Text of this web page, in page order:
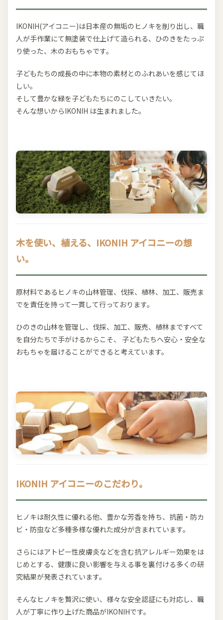
IKONIH(アイコニー)は日本産の無垢のヒノキを削り出し、職
人が手作業にて無塗装で仕上げて造られる、ひのきをたっぷ
り使った、木のおもちゃです。
子どもたちの成長の中に本物の素材とのふれあいを感じてほ
しい。
そして豊かな緑を子どもたちにのこしていきたい。
そんな想いからIKONIH は生まれました。
木を使い、植える、IKONIH アイコニーの想
い。
原材料であるヒノキの山林管理、伐採、植林、加工、販売ま
でを責任を持って一貫して行っております。
ひのきの山林を管理し、伐採、加工、販売、植林まですべて
を自分たちで手がけるからこそ、 子どもたちへ安心・安全な
おもちゃを届けることができると考えています。
IKONIH アイコニーのこだわり。
ヒノキは耐久性に優れる他、豊かな芳香を持ち、抗菌・防カ
ビ・防虫など多種多様な優れた成分が含まれています。
さらにはアトピー性皮膚炎などを含む抗アレルギー効果をは
じめとする、健康に良い影響を与える事を裏付ける多くの研
究結果が発表されています。
そんなヒノキを贅沢に使い、様々な安全認証にも対応し、職
人が丁寧に作り上げた商品がIKONIHです。